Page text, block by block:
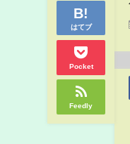
はてブ
Pocket
Feedly